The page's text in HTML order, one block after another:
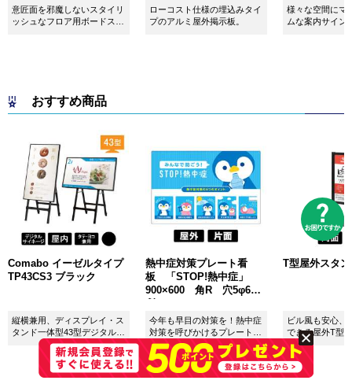
意匠面を邪魔しないスタイリ
ッシュなフロア用ボードスタ
ローコスト仕様の埋込みタイ
プのアルミ屋外掲示板。
様々な空間にマ
ムな案内サイン
おすすめ商品
Comabo イーゼルタイプ
TP43CS3 ブラック
縦横兼用、ディスプレイ・ス
タンド一体型43型デジタルサ
イネージ。
熱中症対策プレート看
板 「STOP!熱中症」
900×600 角R 穴5φ6カ
今年も早目の対策を！熱中症
対策を呼びかけるプレート看
板。
T型屋外スタ
ビル風も安心、
できる屋外T型
板。